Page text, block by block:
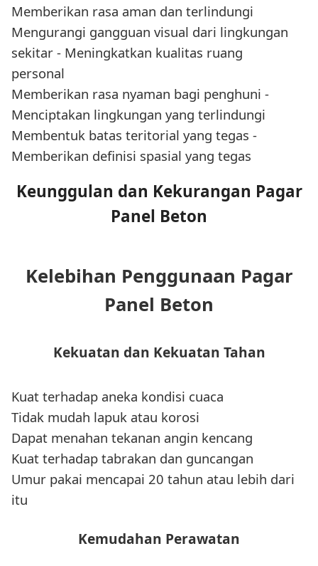
Memberikan rasa aman dan terlindungi
Mengurangi gangguan visual dari lingkungan
sekitar - Meningkatkan kualitas ruang
personal
Memberikan rasa nyaman bagi penghuni -
Menciptakan lingkungan yang terlindungi
Membentuk batas teritorial yang tegas -
Memberikan definisi spasial yang tegas
Keunggulan dan Kekurangan Pagar
Panel Beton
Kelebihan Penggunaan Pagar
Panel Beton
Kekuatan dan Kekuatan Tahan
Kuat terhadap aneka kondisi cuaca
Tidak mudah lapuk atau korosi
Dapat menahan tekanan angin kencang
Kuat terhadap tabrakan dan guncangan
Umur pakai mencapai 20 tahun atau lebih dari
itu
Kemudahan Perawatan